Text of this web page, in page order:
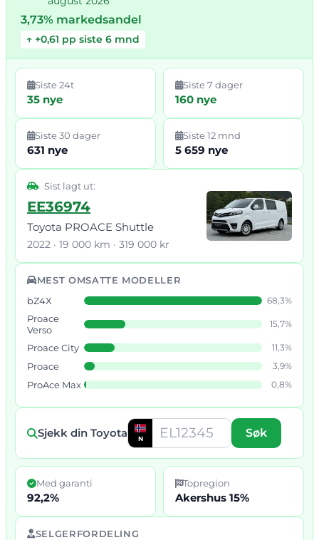
3,73% markedsandel
↑ +0,61 pp siste 6 mnd
Siste 24t
35 nye
Siste 7 dager
160 nye
Siste 30 dager
631 nye
Siste 12 mnd
5 659 nye
Sist lagt ut:
EE36974
Toyota PROACE Shuttle
2022 · 19 000 km · 319 000 kr
MEST OMSATTE MODELLER
bZ4X
68,3%
Proace
Verso
15,7%
Proace City 11,3%
Proace 3,9%
ProAce Max 0,8%
Sjekk din Toyota N Søk
Med garanti
92,2%
Topregion
Akershus 15%
SELGERFORDELING